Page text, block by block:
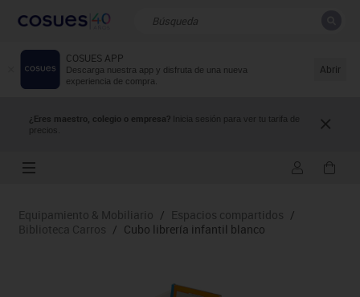
COSUES APP
Descarga nuestra app y disfruta de una nueva
experiencia de compra.
Abrir
¿Eres maestro, colegio o empresa? Inicia sesión para ver tu tarifa de
precios.
Resultados de la búsqueda
Equipamiento & Mobiliario / Espacios compartidos /
Biblioteca Carros / Cubo librería infantil blanco